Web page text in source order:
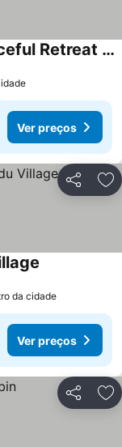
Luxury Chalet Magnifique Peaceful Retreat On Mountain Brook .. In Glen Sutton
Ver preços
Partilhar
da cidade
Ver preços
Partilhar